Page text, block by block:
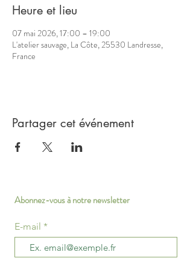
Heure et lieu
07 mai 2026, 17:00 – 19:00
L'atelier sauvage, La Côte, 25530 Landresse,
France
Partager cet événement
Abonnez-vous à notre newsletter
E-mail